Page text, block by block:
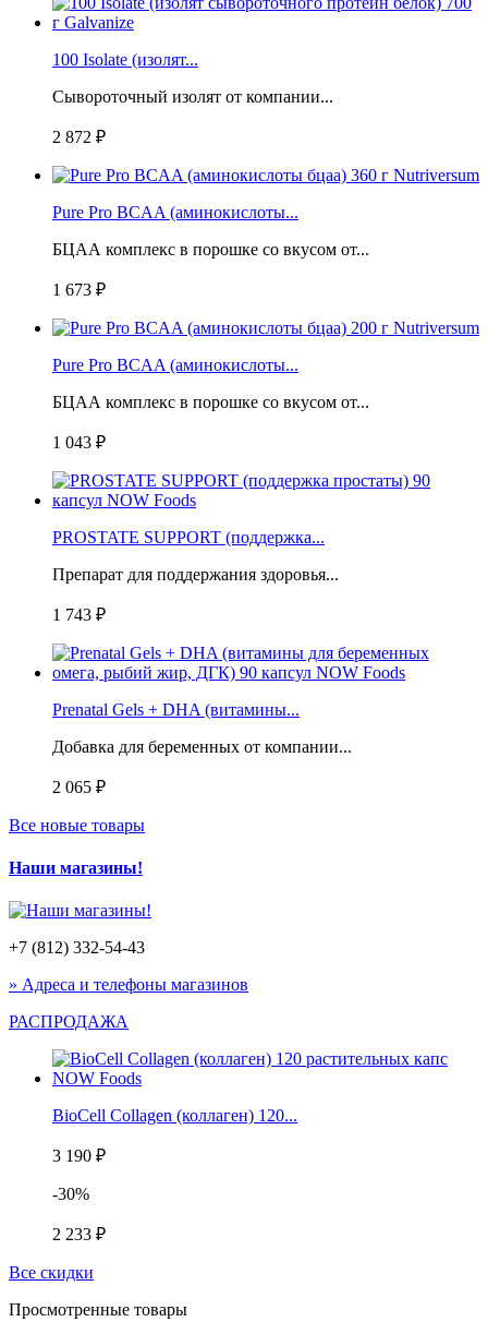
100 Isolate (изолят...
Сывороточный изолят от компании...
2 872 ₽
Pure Pro BCAA (аминокислоты...
БЦАА комплекс в порошке со вкусом от...
1 673 ₽
Pure Pro BCAA (аминокислоты...
БЦАА комплекс в порошке со вкусом от...
1 043 ₽
PROSTATE SUPPORT (поддержка...
Препарат для поддержания здоровья...
1 743 ₽
Prenatal Gels + DHA (витамины...
Добавка для беременных от компании...
2 065 ₽
Все новые товары
Наши магазины!
+7 (812) 332-54-43
» Адреса и телефоны магазинов
РАСПРОДАЖА
BioCell Collagen (коллаген) 120...
3 190 ₽
-30%
2 233 ₽
Все скидки
Просмотренные товары